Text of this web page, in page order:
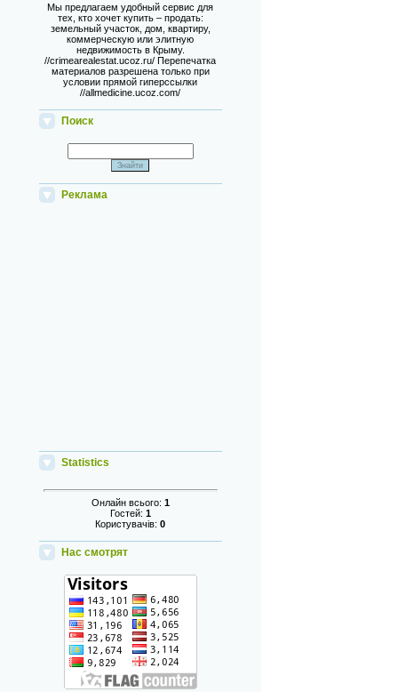
Мы предлагаем удобный сервис для
тех, кто хочет купить – продать:
земельный участок, дом, квартиру,
коммерческую или элитную
недвижимость в Крыму.
//crimearealestat.ucoz.ru/ Перепечатка
материалов разрешена только при
условии прямой гиперссылки
//allmedicine.ucoz.com/
Поиск
Реклама
Statistics
Онлайн всього: 1
Гостей: 1
Користувачів:0
Нас смотрят